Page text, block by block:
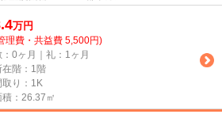
万円
理費・共益費 5,500円)
：0ヶ月｜礼：1ヶ月
在階：1階
取り：1K
積：26.37㎡